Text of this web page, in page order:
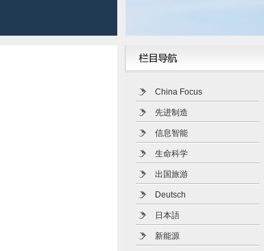
China Focus
先进制造
信息智能
生命科学
出国旅游
Deutsch
日本語
新能源